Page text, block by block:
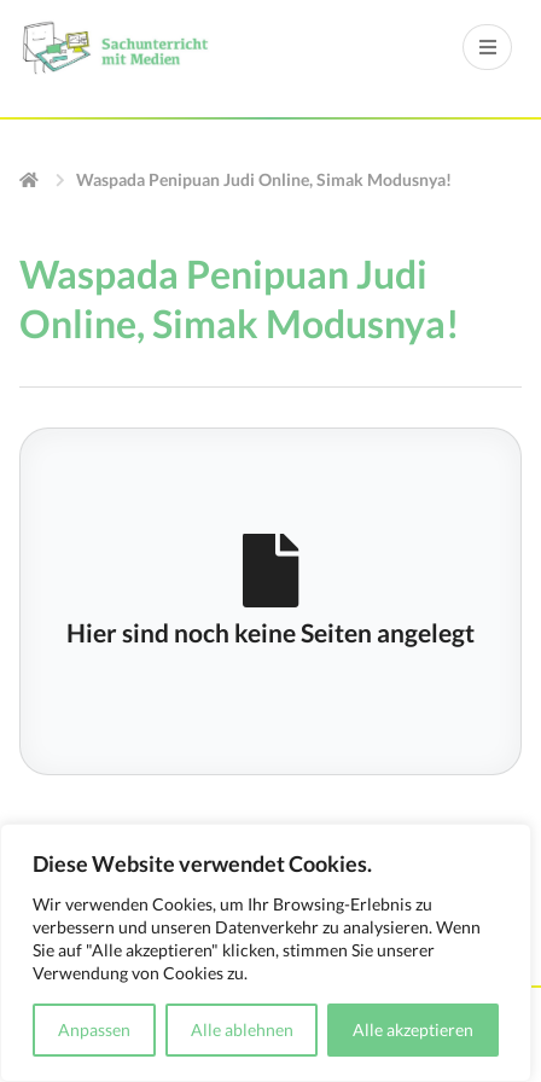
Diese Website verwendet Cookies.
Wir verwenden Cookies, um Ihr Browsing-Erlebnis zu
verbessern und unseren Datenverkehr zu analysieren. Wenn
Sie auf "Alle akzeptieren" klicken, stimmen Sie unserer
Verwendung von Cookies zu.
Anpassen Alle ablehnen Alle akzeptieren
Waspada Penipuan Judi Online, Simak Modusnya!
Waspada Penipuan Judi
Online, Simak Modusnya!
Hier sind noch keine Seiten angelegt
Kontakt Impressum Datenschutzerklärung
Medienverwendungsnachweis